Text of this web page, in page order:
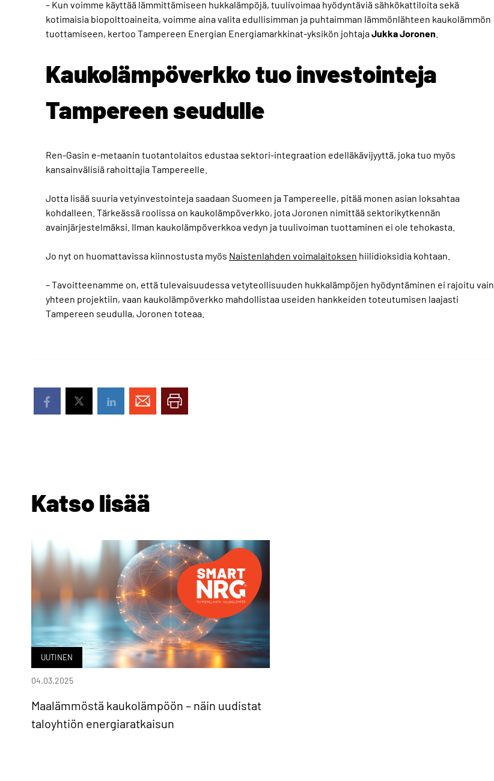
– Kun voimme käyttää lämmittämiseen hukkalämpöjä, tuulivoimaa hyödyntäviä sähkökattiloita sekä
kotimaisia biopolttoaineita, voimme aina valita edullisimman ja puhtaimman lämmönlähteen kaukolämmön
tuottamiseen, kertoo Tampereen Energian Energiamarkkinat-yksikön johtajaJukka Joronen
Kaukolämpöverkko tuo investointeja
Tampereen seudulle
Ren-Gasin e-metaanin tuotantolaitos edustaa sektori-integraation edelläkävijyyttä, joka tuo myös
kansainvälisiä rahoittajia Tampereelle.
Jotta lisää suuria vetyinvestointeja saadaan Suomeen ja Tampereelle, pitää monen asian loksahtaa
kohdalleen. Tärkeässä roolissa on kaukolämpöverkko, jota Joronen nimittää sektorikytkennän
avainjärjestelmäksi. Ilman kaukolämpöverkkoa vedyn ja tuulivoiman tuottaminen ei ole tehokasta.
Jo nyt on huomattavissa kiinnostusta myös Naistenlahden voimalaitoksen hiilidioksidia kohtaan.
– Tavoitteenamme on, että tulevaisuudessa vetyteollisuuden hukkalämpöjen hyödyntäminen ei rajoitu vain
yhteen projektiin, vaan kaukolämpöverkko mahdollistaa useiden hankkeiden toteutumisen laajasti
Tampereen seudulla, Joronen toteaa.
Katso lisää
UUTINEN
Maalämmöstä kaukolämpöön – näin uudistat
taloyhtiön energiaratkaisun
04.03.2025